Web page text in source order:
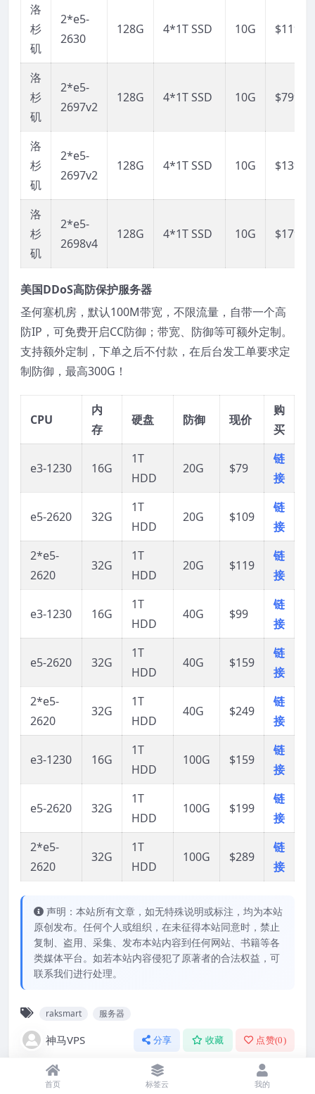
洛
杉
矶
2*e5-
2630
128G 4*1T SSD 10G $1199
洛
杉
矶
2*e5-
2697v2
128G 4*1T SSD 10G $799
洛
杉
矶
2*e5-
2697v2
128G 4*1T SSD 10G $1399
洛
杉
矶
2*e5-
2698v4
128G 4*1T SSD 10G $1799
美国DDoS高防保护服务器
圣何塞机房，默认100M带宽，不限流量，自带一个高
防IP，可免费开启CC防御；带宽、防御等可额外定制。
支持额外定制，下单之后不付款，在后台发工单要求定
制防御，最高300G！
CPU
内
存
硬盘 防御 现价
购
买
e3-1230 16G
1T
HDD
20G $79
链
接
e5-2620 32G
1T
HDD
20G $109
链
接
2*e5-
2620
32G
1T
HDD
20G $119
链
接
e3-1230 16G
1T
HDD
40G $99
链
接
e5-2620 32G
1T
HDD
40G $159
链
接
2*e5-
2620
32G
1T
HDD
40G $249
链
接
e3-1230 16G
1T
HDD
100G $159
链
接
e5-2620 32G
1T
HDD
100G $199
链
接
2*e5-
2620
32G
1T
HDD
100G $289
链
接
声明：本站所有文章，如无特殊说明或标注，均为本站
原创发布。任何个人或组织，在未征得本站同意时，禁止
复制、盗用、采集、发布本站内容到任何网站、书籍等各
类媒体平台。如若本站内容侵犯了原著者的合法权益，可
联系我们进行处理。
raksmart 服务器
神马VPS 分享 收藏 点赞(0)
首页 标签云 我的